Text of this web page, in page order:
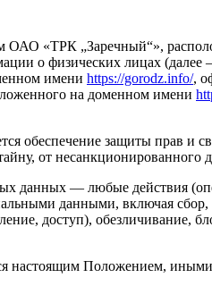
«ТРК „Заречный“»,
о физических лицах
имени https://gorodz.info/,
на доменном имени
обеспечение защиты прав и
от несанкционированного
данных — любые действия
данными, включая
доступ), обезличивание,
настоящим Положением,